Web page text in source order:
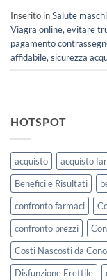
Inserito inSalute
Viagra online, evitare
pagamento
affidabile, sicurezza
HOTSPOT
acquisto acquisto
Benefici e Risultati
confronto farmaci
confronto prezzi
Costi Nascosti da
Disfunzione Erettile